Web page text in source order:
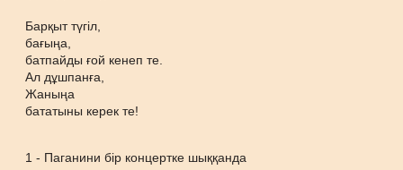
Барқыт түгіл,
бағыңа,
батпайды ғой кенеп те.
Ал дұшпанға,
Жаныңа
бататыны керек те!
1 - Паганини бір концертке шыққанда